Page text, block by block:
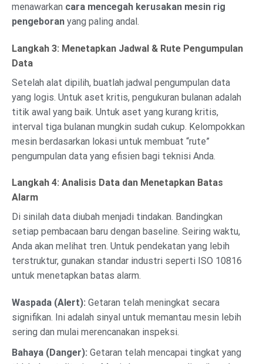
menawarkan cara mencegah kerusakan mesin rig
pengeboran yang paling andal.
Langkah 3: Menetapkan Jadwal & Rute Pengumpulan
Data
Setelah alat dipilih, buatlah jadwal pengumpulan data
yang logis. Untuk aset kritis, pengukuran bulanan adalah
titik awal yang baik. Untuk aset yang kurang kritis,
interval tiga bulanan mungkin sudah cukup. Kelompokkan
mesin berdasarkan lokasi untuk membuat “rute”
pengumpulan data yang efisien bagi teknisi Anda.
Langkah 4: Analisis Data dan Menetapkan Batas
Alarm
Di sinilah data diubah menjadi tindakan. Bandingkan
setiap pembacaan baru dengan baseline. Seiring waktu,
Anda akan melihat tren. Untuk pendekatan yang lebih
terstruktur, gunakan standar industri seperti ISO 10816
untuk menetapkan batas alarm.
Waspada (Alert): Getaran telah meningkat secara
signifikan. Ini adalah sinyal untuk memantau mesin lebih
sering dan mulai merencanakan inspeksi.
Bahaya (Danger): Getaran telah mencapai tingkat yang